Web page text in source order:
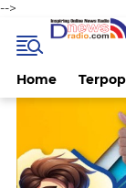
-->
Home